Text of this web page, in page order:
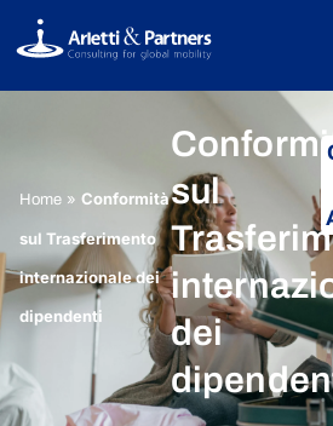
Home » Conformità
sul Trasferimento
internazionale dei
dipendenti
sul
dei